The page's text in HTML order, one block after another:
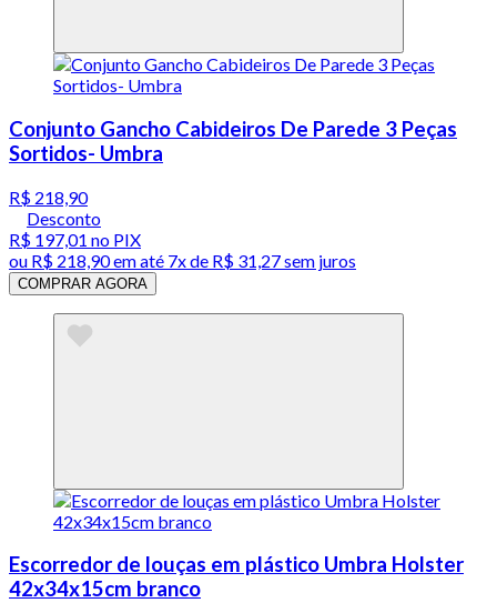
Conjunto Gancho Cabideiros De Parede 3 Peças
Sortidos- Umbra
R$ 218,90
Desconto
R$ 197,01 no PIX
ou R$ 218,90em até 7x de R$ 31,27 sem juros
COMPRAR AGORA
Escorredor de louças em plástico Umbra Holster
42x34x15cm branco